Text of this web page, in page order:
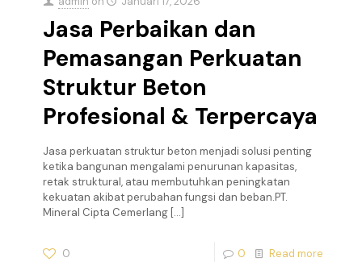
Jasa Perbaikan dan
Pemasangan Perkuatan
Struktur Beton
Profesional & Terpercaya
Jasa perkuatan struktur beton menjadi solusi penting
ketika bangunan mengalami penurunan kapasitas,
retak struktural, atau membutuhkan peningkatan
kekuatan akibat perubahan fungsi dan beban.PT.
Mineral Cipta Cemerlang […]
0 0 Read more